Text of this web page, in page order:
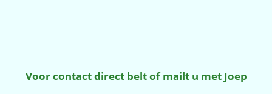
Voor contact direct belt of mailt u met Joep